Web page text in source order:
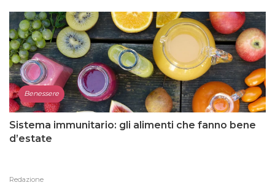
Benessere
Sistema immunitario: gli alimenti che fanno bene
d’estate
Redazione